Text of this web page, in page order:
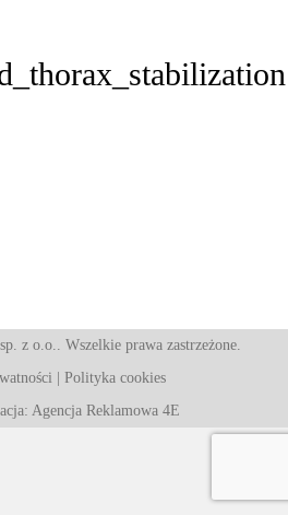
z o.o.. Wszelkie prawa zastrzeżone.
| Polityka cookies
Agencja Reklamowa 4E